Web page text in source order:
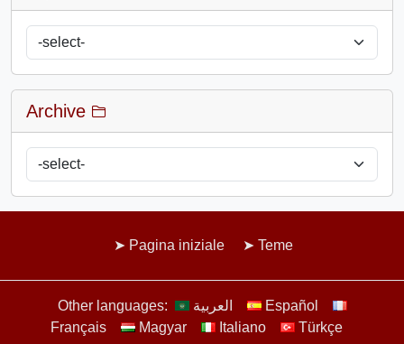
Archive
Pagina iniziale Teme
Other languages: العربية
Español
Français
Magyar Italiano Türkçe